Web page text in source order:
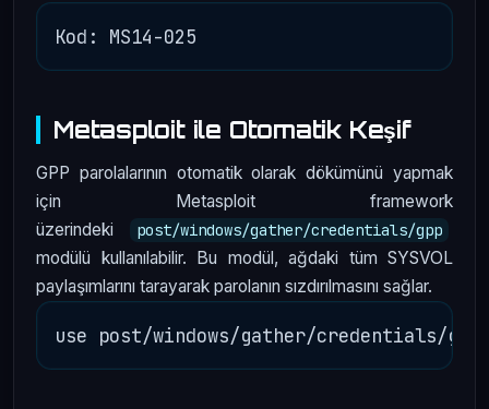
Metasploit ile Otomatik Keşif
GPP parolalarının otomatik olarak dökümünü yapmak
için Metasploit framework
üzerindeki
post/windows/gather/credentials/gpp
modülü kullanılabilir. Bu modül, ağdaki tüm SYSVOL
paylaşımlarını tarayarak parolanın sızdırılmasını sağlar.